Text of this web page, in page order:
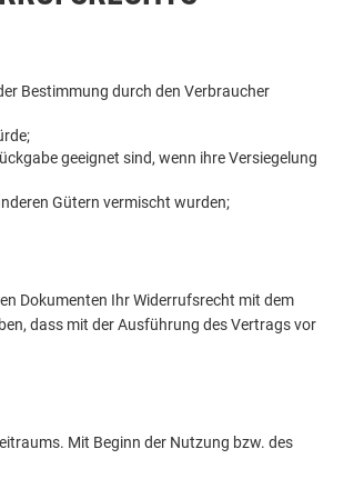
Bestimmung durch den Verbraucher
geeignet sind, wenn ihre Versiegelung
Gütern vermischt wurden;
Dokumenten Ihr Widerrufsrecht mit dem
dass mit der Ausführung des Vertrags vor
Mit Beginn der Nutzung bzw. des